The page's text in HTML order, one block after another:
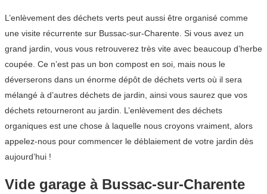
L’enlèvement des déchets verts peut aussi être organisé comme
une visite récurrente sur Bussac-sur-Charente. Si vous avez un
grand jardin, vous vous retrouverez très vite avec beaucoup d’herbe
coupée. Ce n’est pas un bon compost en soi, mais nous le
déverserons dans un énorme dépôt de déchets verts où il sera
mélangé à d’autres déchets de jardin, ainsi vous saurez que vos
déchets retourneront au jardin. L’enlèvement des déchets
organiques est une chose à laquelle nous croyons vraiment, alors
appelez-nous pour commencer le déblaiement de votre jardin dès
aujourd’hui !
Vide garage à Bussac-sur-Charente